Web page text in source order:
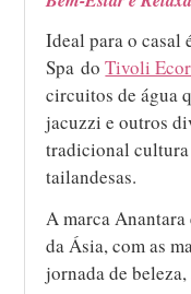
Ideal para o casal
Spa doTivoli
circuitos de água
jacuzzi e outros
tradicional
tailandesas.
A marca
da Ásia, com as
jornada de beleza,